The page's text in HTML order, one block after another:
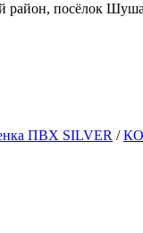
район, посёлок
ПВХ SILVER /